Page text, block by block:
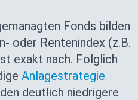
Fonds bilden
oder Rentenindex (z.B.
exakt nach. Folglich
Anlagestrategie
deutlich niedrigere